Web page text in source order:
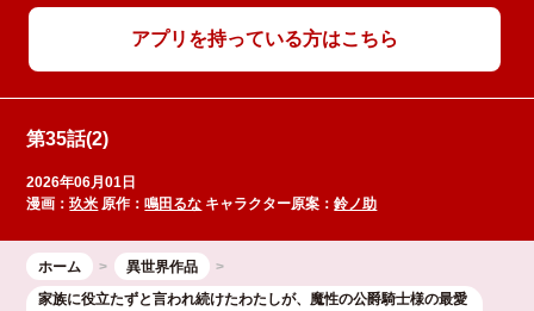
アプリを持っている方はこちら
第35話(2)
2026年06月01日
漫画：玖米 原作：鳴田るな キャラクター原案：鈴ノ助
ホーム
異世界作品
家族に役立たずと言われ続けたわたしが、魔性の公爵騎士様の最愛